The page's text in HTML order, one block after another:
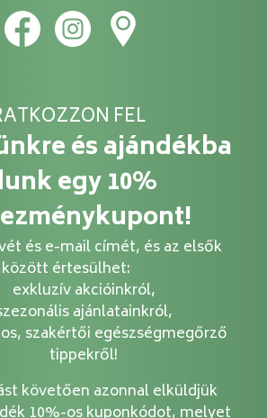
FEL
és ajándékba
egy 10%
és e-mail címét, és az elsők
között értesülhet:
exkluzív akcióinkról,
ajánlatainkról,
szakértői egészségmegőrző
tippekről!
követően azonnal elküldjük